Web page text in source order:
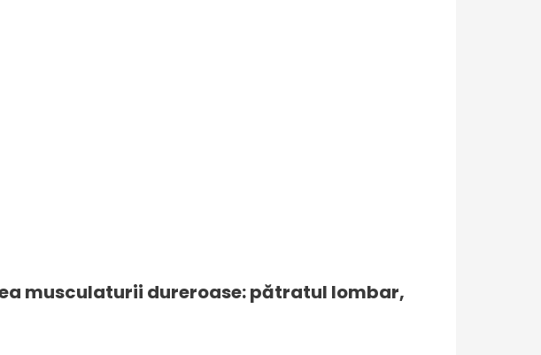
musculaturii dureroase: pătratul lombar,